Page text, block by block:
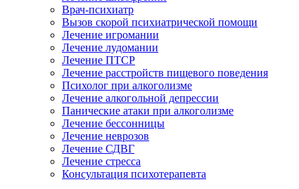
Врач-психиатр
Вызов скорой психиатрической помощи
Лечение игромании
Лечение лудомании
Лечение ПТСР
Лечение расстройств пищевого поведения
Психолог при алкоголизме
Лечение алкогольной депрессии
Панические атаки при алкоголизме
Лечение бессонницы
Лечение неврозов
Лечение СДВГ
Лечение стресса
Консультация психотерапевта